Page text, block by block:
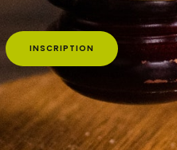
INSCRIPTION